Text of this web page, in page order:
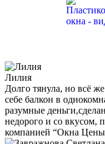
Лилия
Долго тянула, но всё
себе балкон в
разумные
недорого и со вкусом,
компанией “Окна